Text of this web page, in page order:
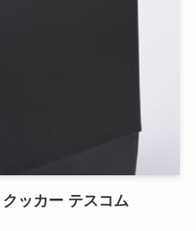
ッカー テスコム